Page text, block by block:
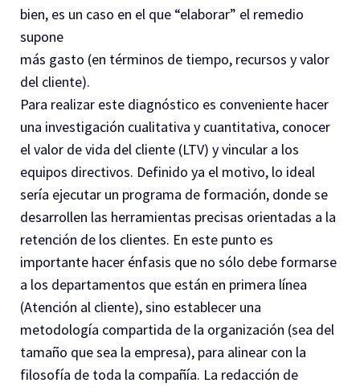
bien, es un caso en el que “elaborar” el remedio
supone
más gasto (en términos de tiempo, recursos y valor
del cliente).
Para realizar este diagnóstico es conveniente hacer
una investigación cualitativa y cuantitativa, conocer
el valor de vida del cliente (LTV) y vincular a los
equipos directivos. Definido ya el motivo, lo ideal
sería ejecutar un programa de formación, donde se
desarrollen las herramientas precisas orientadas a la
retención de los clientes. En este punto es
importante hacer énfasis que no sólo debe formarse
a los departamentos que están en primera línea
(Atención al cliente), sino establecer una
metodología compartida de la organización (sea del
tamaño que sea la empresa), para alinear con la
filosofía de toda la compañía. La redacción de